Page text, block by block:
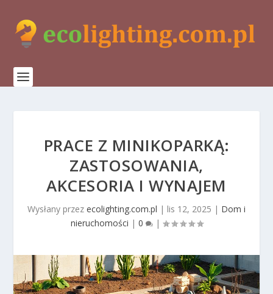
PRACE Z MINIKOPARKĄ:
ZASTOSOWANIA,
AKCESORIA I WYNAJEM
Wysłany przez ecolighting.com.pl | lis 12, 2025 | Dom i
nieruchomości | 0 |